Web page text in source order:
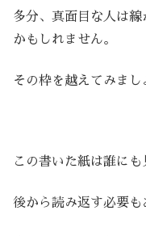
多分、真面目な人は
かもしれません。
その枠を越えてみまし
この書いた紙は誰にも
後から読み返す必要も